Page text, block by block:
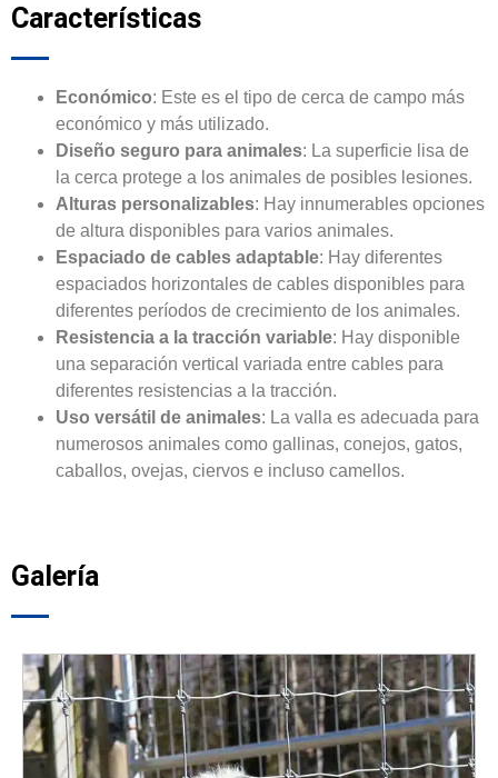
Características
Económico: Este es el tipo de cerca de campo más
económico y más utilizado.
Diseño seguro para animales: La superficie lisa de
la cerca protege a los animales de posibles lesiones.
Alturas personalizables: Hay innumerables opciones
de altura disponibles para varios animales.
Espaciado de cables adaptable: Hay diferentes
espaciados horizontales de cables disponibles para
diferentes períodos de crecimiento de los animales.
Resistencia a la tracción variable: Hay disponible
una separación vertical variada entre cables para
diferentes resistencias a la tracción.
Uso versátil de animales: La valla es adecuada para
numerosos animales como gallinas, conejos, gatos,
caballos, ovejas, ciervos e incluso camellos.
Galería